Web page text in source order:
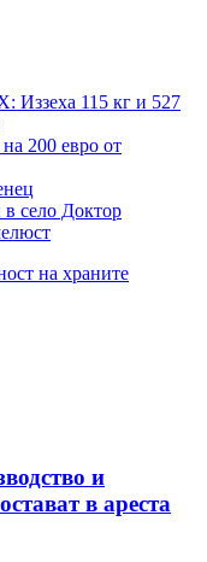
115 кг и 527
200 евро от
село Доктор
на храните
и
в ареста